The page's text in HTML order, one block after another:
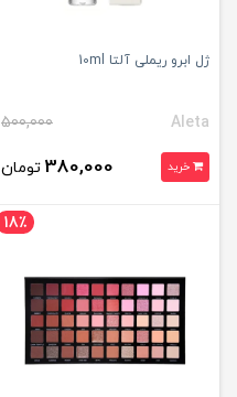
ژل ابرو ریملی آلتا 10ml
Aleta
500,000
خرید 380,000 تومان
18٪